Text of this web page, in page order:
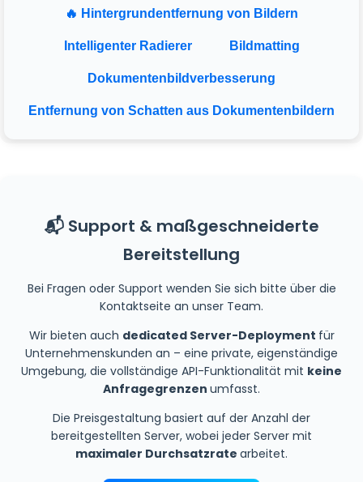
🔥 Hintergrundentfernung von Bildern
Intelligenter Radierer Bildmatting
Dokumentenbildverbesserung
Entfernung von Schatten aus Dokumentenbildern
📬 Support & maßgeschneiderte
Bereitstellung
Bei Fragen oder Support wenden Sie sich bitte über die
Kontaktseite an unser Team.
Wir bieten auch dedicated Server-Deployment für
Unternehmenskunden an – eine private, eigenständige
Umgebung, die vollständige API-Funktionalität mit keine
Anfragegrenzen umfasst.
Die Preisgestaltung basiert auf der Anzahl der
bereitgestellten Server, wobei jeder Server mit
maximaler Durchsatzrate arbeitet.